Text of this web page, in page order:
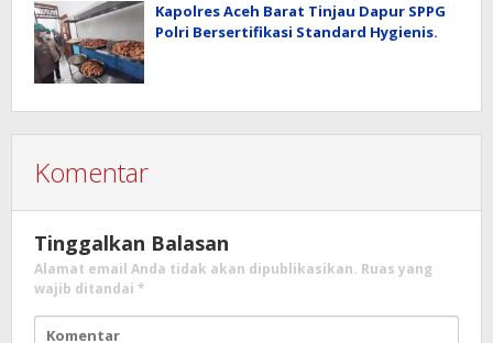
Kapolres Aceh Barat Tinjau Dapur SPPG
Polri Bersertifikasi Standard Hygienis.
Komentar
Tinggalkan Balasan
Alamat email Anda tidak akan dipublikasikan. Ruas yang
wajib ditandai *